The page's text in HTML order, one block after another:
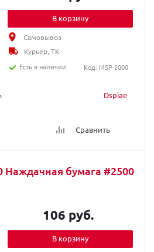
Dspiae
Сравнить
В корзину
Самовывоз
Курьер, ТК
Есть в наличии
Код: MSP-2000
Наждачная бумага #2500
106 руб.
В корзину